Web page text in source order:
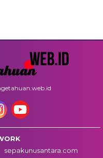
sepakunusantara.com